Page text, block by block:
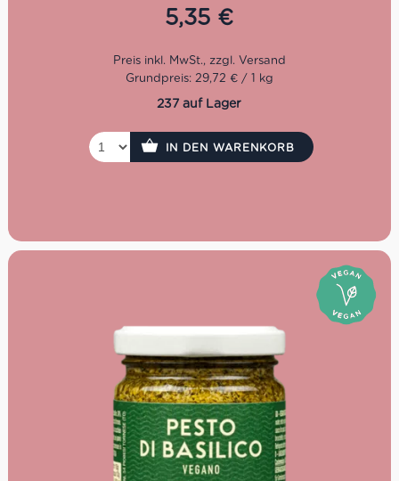
Gründer von Ranise alles selbst. Die Mühe und
Leidenschaft zahlten sich aus. In Imperia öffnete Ranise
in Chiusanico. Das Sortiment erweiterte sich auf
authentische Spezialitäten aus Ligurien wie Pesto,
5,35 €
Grundpreis: 29,72 € / 1 kg
237 auf Lager
IN DEN WARENKORB